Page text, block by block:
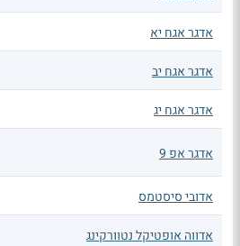
אדגר אגח יא
אדגר אגח יב
אדגר אגח יג
אדגר אפ 9
אדובי סיסטמס
אדווה אופטיקל נטוורקינג